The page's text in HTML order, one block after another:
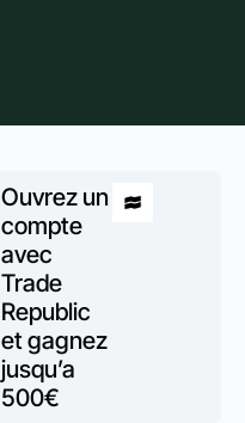
Ouvrez un
compte
avec
Trade
Republic
et gagnez
jusqu’a
500€